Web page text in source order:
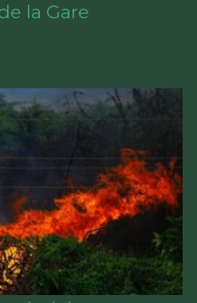
la Gare